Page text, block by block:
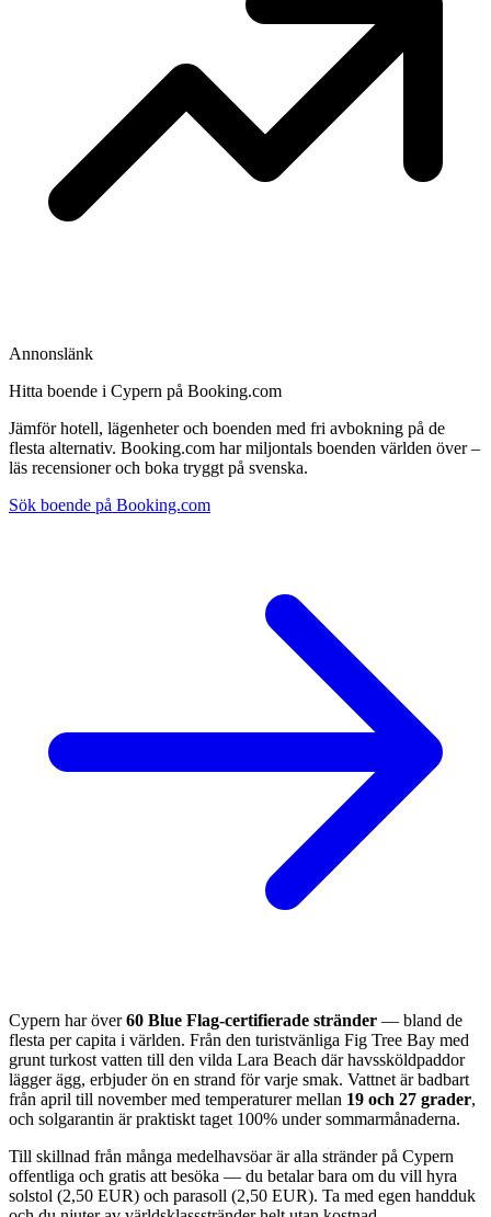
Annonslänk
Hitta boende i Cypern på Booking.com
Jämför hotell, lägenheter och boenden med fri avbokning på de
flesta alternativ. Booking.com har miljontals boenden världen över –
läs recensioner och boka tryggt på svenska.
Sök boende på Booking.com
Cypern har över60 Blue Flag-certifierade stränder — bland de
flesta per capita i världen. Från den turistvänliga Fig Tree Bay med
grunt turkost vatten till den vilda Lara Beach där havssköldpaddor
lägger ägg, erbjuder ön en strand för varje smak. Vattnet är badbart
från april till november med temperaturer mellan 19 och 27 grader,
och solgarantin är praktiskt taget 100% under sommarmånaderna.
Till skillnad från många medelhavsöar är alla stränder på Cypern
offentliga och gratis att besöka — du betalar bara om du vill hyra
solstol (2,50 EUR) och parasoll (2,50 EUR). Ta med egen handduk